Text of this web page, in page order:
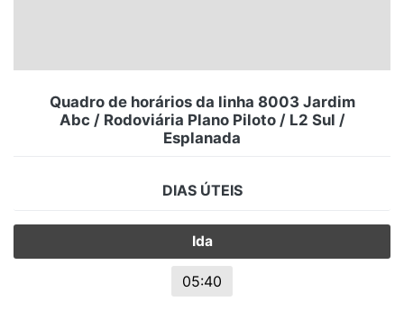
Quadro de horários da linha 8003 Jardim
Abc / Rodoviária Plano Piloto / L2 Sul /
Esplanada
DIAS ÚTEIS
Ida
05:40